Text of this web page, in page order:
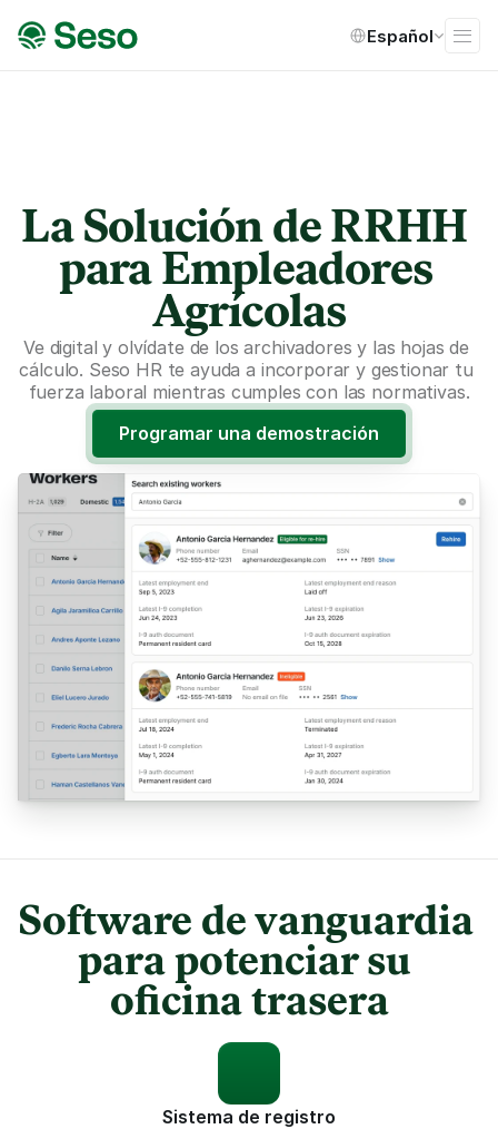
Español
La Solución de RRHH
para Empleadores
Agrícolas
Ve digital y olvídate de los archivadores y las hojas de
cálculo. Seso HR te ayuda a incorporar y gestionar tu
fuerza laboral mientras cumples con las normativas.
Programar una demostración
Software de vanguardia
para potenciar su
oficina trasera
Sistema de registro